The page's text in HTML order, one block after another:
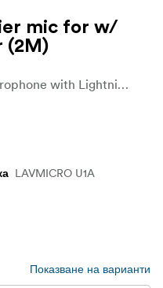
mic for w/
(2M)
SARAMONIC U1A Lavalier Microphone with Lightning Connector for iOS Devices
LAVMICRO U1A
Показване на варианти